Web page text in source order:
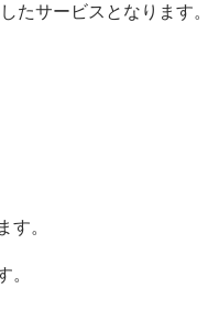
たサービスとなります。
。